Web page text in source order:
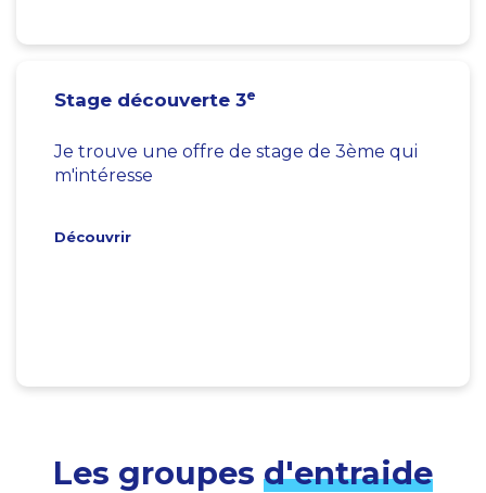
Stage découverte 3e
Je trouve une offre de stage de 3ème qui
m'intéresse
Découvrir
Les groupes d'entraide